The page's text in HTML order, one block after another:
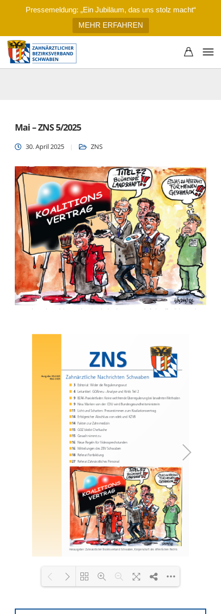
Pressemeldung: „Ein Jubiläum, das uns stolz macht“
MEHR ERFAHREN
Mai – ZNS 5/2025
30. April 2025 ZNS
Loading PDF 100% ...